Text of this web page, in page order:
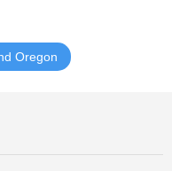
Oregon